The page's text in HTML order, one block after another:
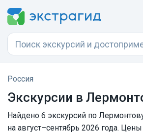
Россия
Экскурсии в
Найдено 6 экскурсий по
на август–сентябрь 2026 года.